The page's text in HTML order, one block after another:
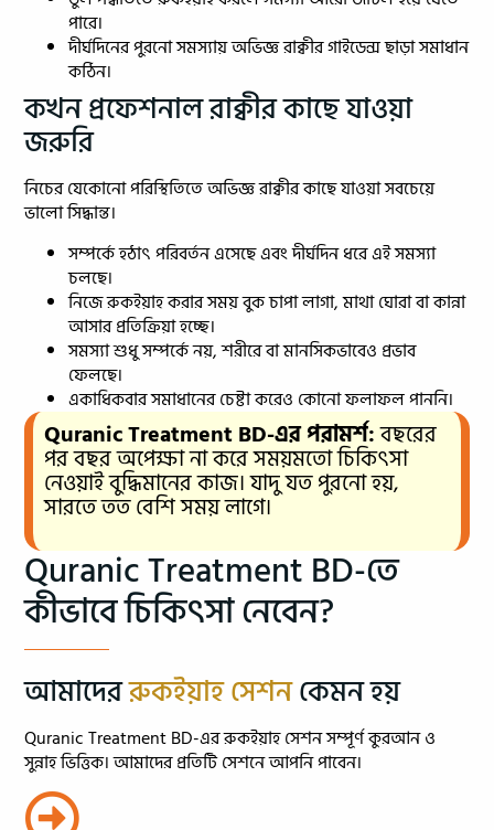
পারে।
দীর্ঘদিনের পুরনো সমস্যায় অভিজ্ঞ রাক্বীর গাইডেন্স ছাড়া সমাধান
কঠিন।
কখন প্রফেশনাল রাক্বীর কাছে যাওয়া
জরুরি
নিচের যেকোনো পরিস্থিতিতে অভিজ্ঞ রাক্বীর কাছে যাওয়া সবচেয়ে
ভালো সিদ্ধান্ত।
সম্পর্কে হঠাৎ পরিবর্তন এসেছে এবং দীর্ঘদিন ধরে এই সমস্যা
চলছে।
নিজে রুকইয়াহ করার সময় বুক চাপা লাগা, মাথা ঘোরা বা কান্না
আসার প্রতিক্রিয়া হচ্ছে।
সমস্যা শুধু সম্পর্কে নয়, শরীরে বা মানসিকভাবেও প্রভাব
ফেলছে।
একাধিকবার সমাধানের চেষ্টা করেও কোনো ফলাফল পাননি।
Quranic Treatment BD-এর পরামর্শ:বছরের
পর বছর অপেক্ষা না করে সময়মতো চিকিৎসা
নেওয়াই বুদ্ধিমানের কাজ। যাদু যত পুরনো হয়,
সারতে তত বেশি সময় লাগে।
Quranic Treatment BD-তে
কীভাবে চিকিৎসা নেবেন?
আমাদেররুকইয়াহ সেশনকেমন হয়
Quranic Treatment BD-এর রুকইয়াহ সেশন সম্পূর্ণ কুরআন ও
সুন্নাহ ভিত্তিক। আমাদের প্রতিটি সেশনে আপনি পাবেন।